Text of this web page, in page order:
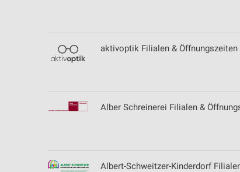
aktivoptik Filialen &
Alber Schreinerei Filialen &
Albert-Schweitzer-Kinderdorf